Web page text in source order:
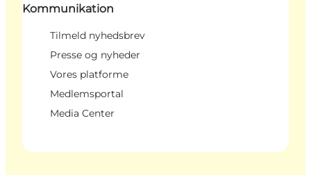
Kommunikation
Tilmeld nyhedsbrev
Presse og nyheder
Vores platforme
Medlemsportal
Media Center